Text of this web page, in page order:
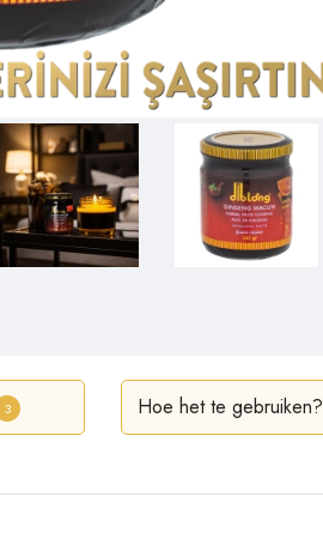
3 Hoe het te gebruiken?